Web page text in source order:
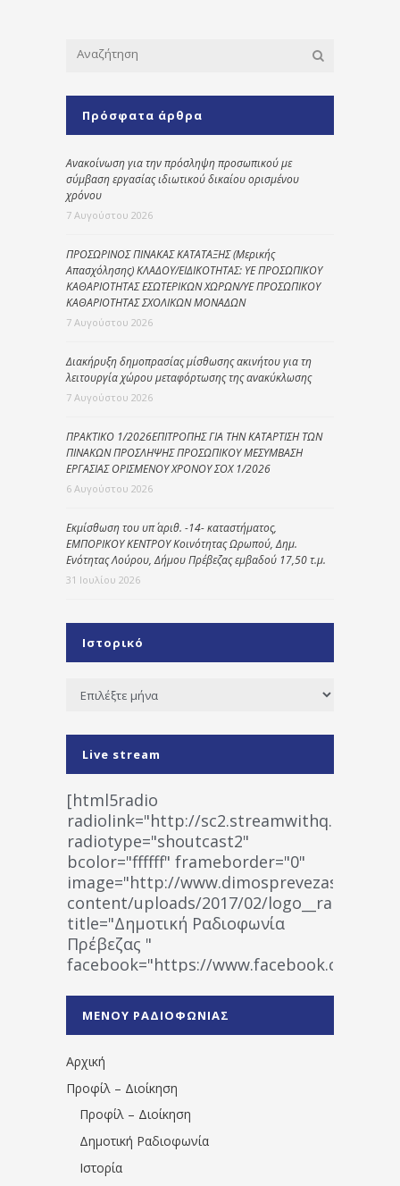
Πρόσφατα άρθρα
Ανακοίνωση για την πρόσληψη προσωπικού με
σύμβαση εργασίας ιδιωτικού δικαίου ορισμένου
χρόνου
7 Αυγούστου 2026
ΠΡΟΣΩΡΙΝΟΣ ΠΙΝΑΚΑΣ ΚΑΤΑΤΑΞΗΣ (Μερικής
Απασχόλησης) ΚΛΑΔΟΥ/ΕΙΔΙΚΟΤΗΤΑΣ: ΥΕ ΠΡΟΣΩΠΙΚΟΥ
ΚΑΘΑΡΙΟΤΗΤΑΣ ΕΣΩΤΕΡΙΚΩΝ ΧΩΡΩΝ/ΥΕ ΠΡΟΣΩΠΙΚΟΥ
ΚΑΘΑΡΙΟΤΗΤΑΣ ΣΧΟΛΙΚΩΝ ΜΟΝΑΔΩΝ
7 Αυγούστου 2026
Διακήρυξη δημοπρασίας μίσθωσης ακινήτου για τη
λειτουργία χώρου μεταφόρτωσης της ανακύκλωσης
7 Αυγούστου 2026
ΠΡΑΚΤΙΚΟ 1/2026ΕΠΙΤΡΟΠΗΣ ΓΙΑ ΤΗΝ ΚΑΤΑΡΤΙΣΗ ΤΩΝ
ΠΙΝΑΚΩΝ ΠΡΟΣΛΗΨΗΣ ΠΡΟΣΩΠΙΚΟΥ ΜΕΣΥΜΒΑΣΗ
ΕΡΓΑΣΙΑΣ ΟΡΙΣΜΕΝΟΥ ΧΡΟΝΟΥ ΣΟΧ 1/2026
6 Αυγούστου 2026
Εκμίσθωση του υπ΄ αριθ. -14- καταστήματος,
ΕΜΠΟΡΙΚΟΥ ΚΕΝΤΡΟΥ Κοινότητας Ωρωπού, Δημ.
Ενότητας Λούρου, Δήμου Πρέβεζας εμβαδού 17,50 τ.μ.
31 Ιουλίου 2026
Ιστορικό
Ιστορικό
Live stream
[html5radio
radiolink="http://
radiotype="shoutcast2"
bcolor="ffffff" frameborder="0"
image="http://www.dimosprevezas.gr/wp-
content/uploads/2017/02/
title="Δημοτική Ραδιοφωνία
Πρέβεζας "
facebook="https://www.facebook.com/
1531194763766854/" artist="" ]
ΜΕΝΟΥ ΡΑΔΙΟΦΩΝΙΑΣ
Αρχική
Προφίλ – Διοίκηση
Προφίλ – Διοίκηση
Δημοτική Ραδιοφωνία
Ιστορία